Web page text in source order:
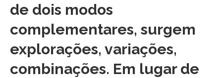
de dois modos
complementares, surgem
explorações, variações,
combinações. Em lugar de